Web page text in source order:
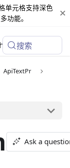
单元格支持深色
功能。
搜索
ApiTextPr
Ask a